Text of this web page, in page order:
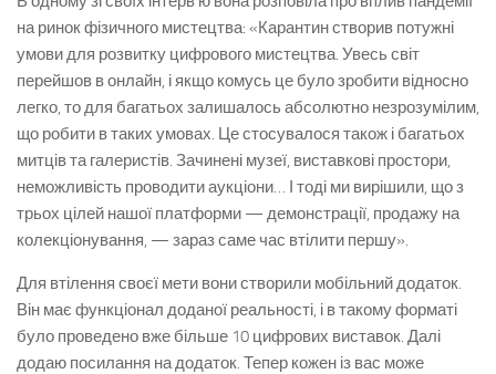
на ринок фізичного мистецтва: «Карантин створив потужні
умови для розвитку цифрового мистецтва. Увесь світ
перейшов в онлайн, і якщо комусь це було зробити відносно
легко, то для багатьох залишалось абсолютно незрозумілим,
що робити в таких умовах. Це стосувалося також і багатьох
митців та галеристів. Зачинені музеї, виставкові простори,
неможливість проводити аукціони… І тоді ми вирішили, що з
трьох цілей нашої платформи — демонстрації, продажу на
колекціонування, — зараз саме час втілити першу».
Для втілення своєї мети вони створили мобільний додаток.
Він має функціонал доданої реальності, і в такому форматі
було проведено вже більше 10 цифрових виставок. Далі
додаю посилання на додаток. Тепер кожен із вас може